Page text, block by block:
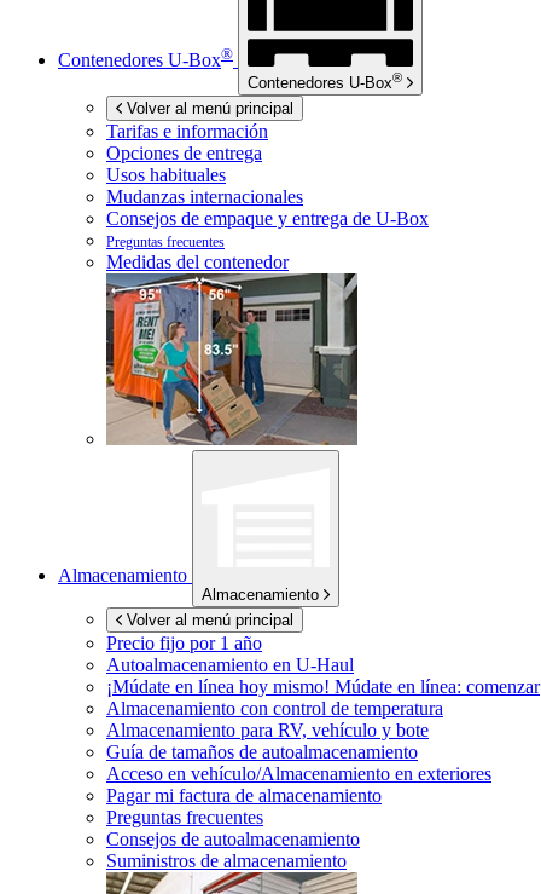
Contenedores U-Box®
Contenedores U-Box®
Volver al menú principal
Tarifas e información
Opciones de entrega
Usos habituales
Mudanzas internacionales
Consejos de empaque y entrega de U-Box
Preguntas frecuentes
Medidas del contenedor
Almacenamiento
Almacenamiento
Volver al menú principal
Precio fijo por 1 año
Autoalmacenamiento en U-Haul
¡Múdate en línea hoy mismo! Múdate en línea: comenzar
Almacenamiento con control de temperatura
Almacenamiento para RV, vehículo y bote
Guía de tamaños de autoalmacenamiento
Acceso en vehículo/Almacenamiento en exteriores
Pagar mi factura de almacenamiento
Preguntas frecuentes
Consejos de autoalmacenamiento
Suministros de almacenamiento